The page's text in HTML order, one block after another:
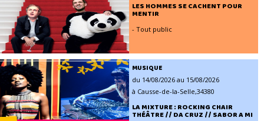
LES HOMMES SE CACHENT POUR
MENTIR
- Tout public
MUSIQUE
du 14/08/2026 au 15/08/2026
à Causse-de-la-Selle,34380
LA MIXTURE : ROCKING CHAIR
THÉÂTRE // DA CRUZ // SABOR A MI